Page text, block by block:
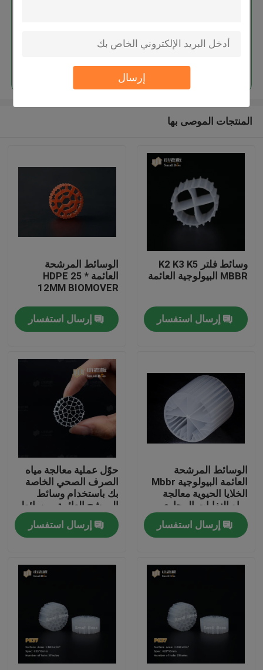
إرسال
الصفحة الرئيسية
معلومات عنا
جولة في المعمل
مراقبة الجودة
اتصل بنا
الوسائط المرشحة MBBR
MBBR بيو ميديا
المنتجات الموصى بها
وسائط فلتر K2 K3 K5
MBBR البيولوجية العائمة
إرسال استفسار
الوسائط المرشحة
العائمة HDPE 25 *
12MM BIOMOVER
إرسال استفسار
الوسائط المرشحة
العائمة البيولوجية Mbbr
الخلايا الحيوية معالجة
مياه النفايات المجاري
إرسال استفسار
حوّل عملية معالجة مياه
الصرف الصحي الخاصة
بك باستخدام وسائط
المرشح العائمة - وسائط
مرشح MBBR الحيوية
الأكثر فعاليةإرسال استفسار